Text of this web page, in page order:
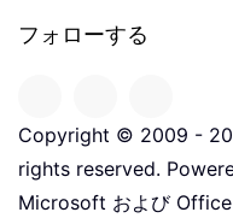
フォローする
Copyright © 2009 -
rights reserved.
Microsoft および Office